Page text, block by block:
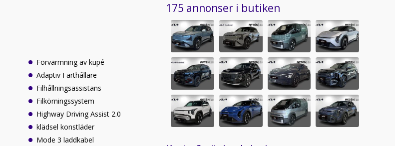
Förvärmning av kupé
Adaptiv Farthållare
Filhållningsassistans
Filkörningssystem
Highway Driving Assist 2.0
klädsel konstläder
Mode 3 laddkabel
175 annonser i butiken